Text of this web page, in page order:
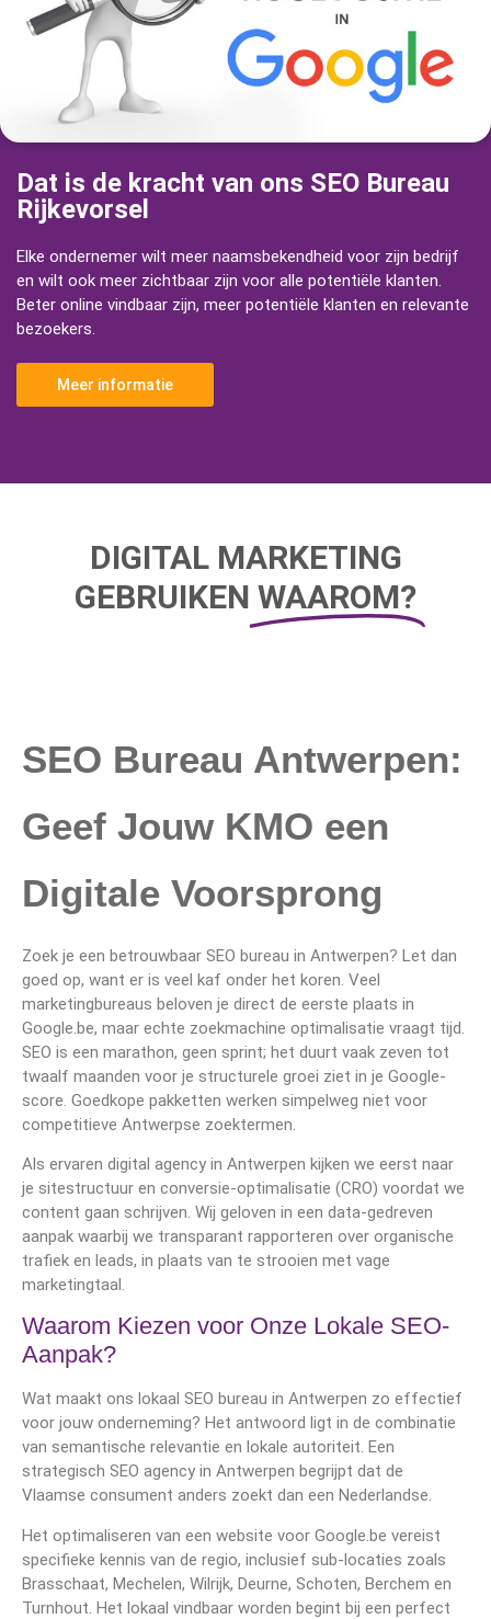
Dat is de kracht van ons SEO Bureau
Rijkevorsel
Elke ondernemer wilt meer naamsbekendheid voor zijn bedrijf
en wilt ook meer zichtbaar zijn voor alle potentiële klanten.
Beter online vindbaar zijn, meer potentiële klanten en relevante
bezoekers.
Meer informatie
DIGITAL MARKETING
GEBRUIKEN WAAROM?
SEO Bureau Antwerpen:
Geef Jouw KMO een
Digitale Voorsprong
Zoek je een betrouwbaar SEO bureau in Antwerpen? Let dan
goed op, want er is veel kaf onder het koren. Veel
marketingbureaus beloven je direct de eerste plaats in
Google.be, maar echte zoekmachine optimalisatie vraagt tijd.
SEO is een marathon, geen sprint; het duurt vaak zeven tot
twaalf maanden voor je structurele groei ziet in je Google-
score. Goedkope pakketten werken simpelweg niet voor
competitieve Antwerpse zoektermen.
Als ervaren digital agency in Antwerpen kijken we eerst naar
je sitestructuur en conversie-optimalisatie (CRO) voordat we
content gaan schrijven. Wij geloven in een data-gedreven
aanpak waarbij we transparant rapporteren over organische
trafiek en leads, in plaats van te strooien met vage
marketingtaal.
Waarom Kiezen voor Onze Lokale SEO-
Aanpak?
Wat maakt ons lokaal SEO bureau in Antwerpen zo effectief
voor jouw onderneming? Het antwoord ligt in de combinatie
van semantische relevantie en lokale autoriteit. Een
strategisch SEO agency in Antwerpen begrijpt dat de
Vlaamse consument anders zoekt dan een Nederlandse.
Het optimaliseren van een website voor Google.be vereist
specifieke kennis van de regio, inclusief sub-locaties zoals
Brasschaat, Mechelen, Wilrijk, Deurne, Schoten, Berchem en
Turnhout. Het lokaal vindbaar worden begint bij een perfect